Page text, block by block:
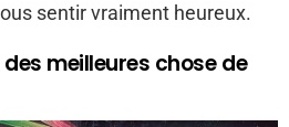
sentir vraiment heureux.
meilleures chose de